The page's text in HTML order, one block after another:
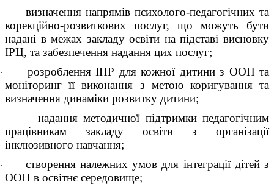
·
визначення напрямів психолого-педагогічних та
корекційно-розвиткових послуг, що можуть бути
надані в межах закладу освіти на підставі висновку
ІРЦ, та забезпечення надання цих послуг;
·
розроблення ІПР для кожної дитини з ООП та
моніторинг її виконання з метою коригування та
визначення динаміки розвитку дитини;
·
надання методичної підтримки педагогічним
працівникам закладу освіти з організації
інклюзивного навчання;
·
створення належних умов для інтеграції дітей з
ООП в освітнє середовище;